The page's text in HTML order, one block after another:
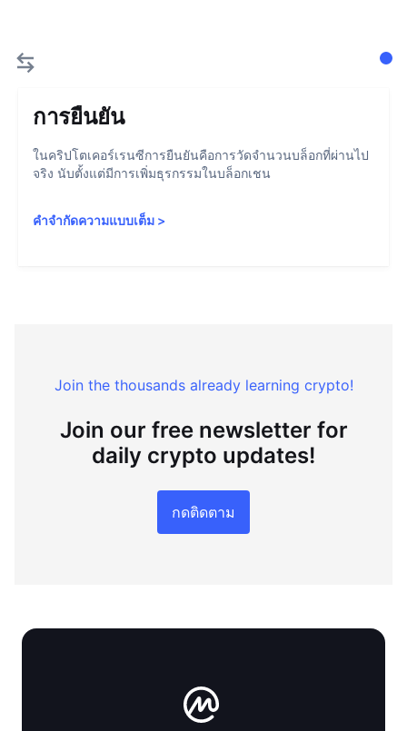
การยืนยัน
ในคริปโตเคอร์เรนซีการยืนยันคือการวัดจำนวนบล็อกที่ผ่านไป
จริง นับตั้งแต่มีการเพิ่มธุรกรรมในบล็อกเชน
คำจำกัดความแบบเต็ม >
Join the thousands already learning crypto!
Join our free newsletter for
daily crypto updates!
กดติดตาม